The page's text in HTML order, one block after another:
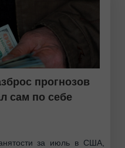
прогнозов
сам по себе
за июль в США,